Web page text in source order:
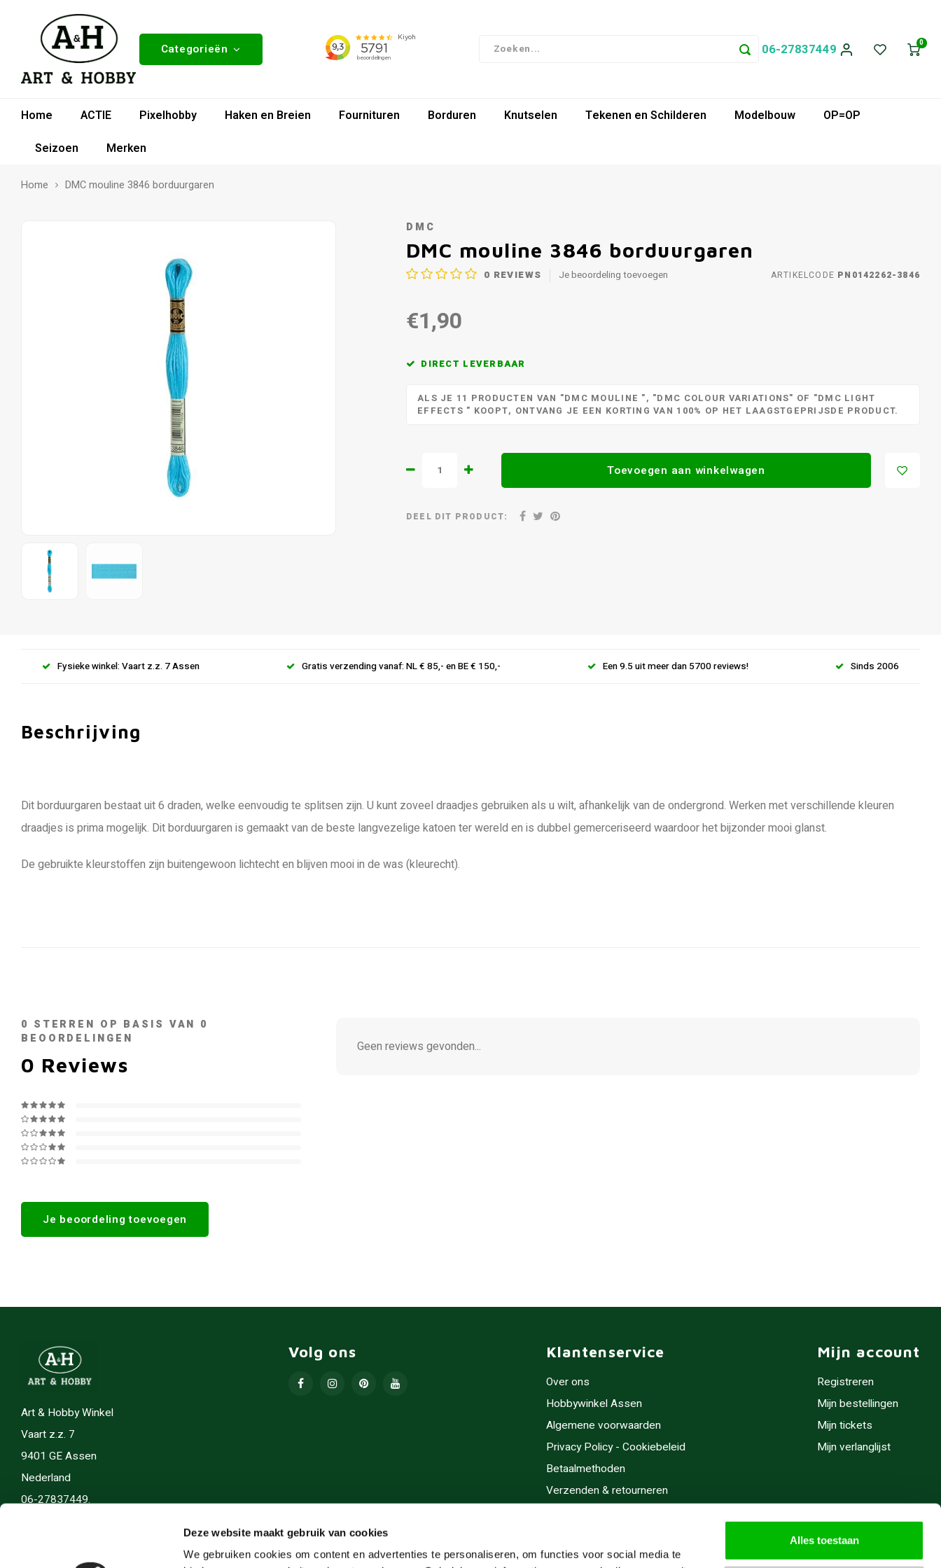
Deze website maakt gebruik van cookies
We gebruiken cookies om content en advertenties te personaliseren, om functies voor social media te
Alles toestaan
Categorieën 06-27837449 0
Home ACTIE Pixelhobby Haken en Breien Fournituren Borduren Knutselen Tekenen en Schilderen Modelbouw
OP=OP
Seizoen
Merken
Home DMC mouline 3846 borduurgaren
DMC
DMC mouline 3846 borduurgaren
0 REVIEWS Je beoordeling toevoegen ARTIKELCODE PN0142262-3846
€1,90
DIRECT LEVERBAAR
ALS JE 11 PRODUCTEN VAN "DMC MOULINE ", "DMC COLOUR VARIATIONS" OF "DMC LIGHT
EFFECTS " KOOPT, ONTVANG JE EEN KORTING VAN 100% OP HET LAAGSTGEPRIJSDE PRODUCT.
Toevoegen aan winkelwagen
DEEL DIT PRODUCT:
Fysieke winkel: Vaart z.z. 7 Assen Gratis verzending vanaf: NL € 85,- en BE € 150,- Een 9.5 uit meer dan 5700 reviews! Sinds 2006
Beschrijving
Dit borduurgaren bestaat uit 6 draden, welke eenvoudig te splitsen zijn. U kunt zoveel draadjes gebruiken als u wilt, afhankelijk van de ondergrond. Werken met verschillende kleuren
draadjes is prima mogelijk. Dit borduurgaren is gemaakt van de beste langvezelige katoen ter wereld en is dubbel gemerceriseerd waardoor het bijzonder mooi glanst.
De gebruikte kleurstoffen zijn buitengewoon lichtecht en blijven mooi in de was (kleurecht).
0 STERREN OP BASIS VAN 0
BEOORDELINGEN
0 Reviews
Je beoordeling toevoegen
Geen reviews gevonden...
Art & Hobby Winkel
Vaart z.z. 7
9401 GE Assen
Nederland
06-27837449.
Volg ons Klantenservice
Over ons
Hobbywinkel Assen
Algemene voorwaarden
Privacy Policy - Cookiebeleid
Betaalmethoden
Verzenden & retourneren
Cadeaubonnen
Mijn account
Registreren
Mijn bestellingen
Mijn tickets
Mijn verlanglijst